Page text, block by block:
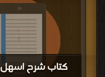
كتاب شرح اسهل